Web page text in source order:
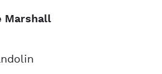
Marshall